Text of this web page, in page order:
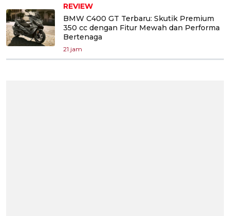
REVIEW
BMW C400 GT Terbaru: Skutik Premium
350 cc dengan Fitur Mewah dan Performa
Bertenaga
21 jam